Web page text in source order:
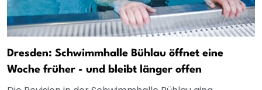
Dresden: Schwimmhalle Bühlau öffnet eine
Woche früher - und bleibt länger offen